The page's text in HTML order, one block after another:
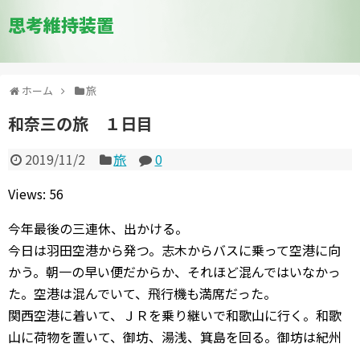
思考維持装置
ホーム 旅
和奈三の旅 １日目
2019/11/2 旅
0
Views: 56
今年最後の三連休、出かける。
今日は羽田空港から発つ。志木からバスに乗って空港に向
かう。朝一の早い便だからか、それほど混んではいなかっ
た。空港は混んでいて、飛行機も満席だった。
関西空港に着いて、ＪＲを乗り継いで和歌山に行く。和歌
山に荷物を置いて、御坊、湯浅、箕島を回る。御坊は紀州